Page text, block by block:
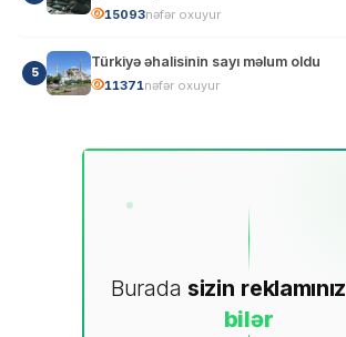
15097nəfər oxuyur
5
Türkiyə əhalisinin sayı məlum oldu
11373nəfər oxuyur
Burada sizin reklamınız
bilər